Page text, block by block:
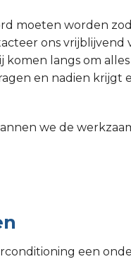
moeten worden
ons vrijblijvend
komen langs om
en nadien krijgt
we de
een